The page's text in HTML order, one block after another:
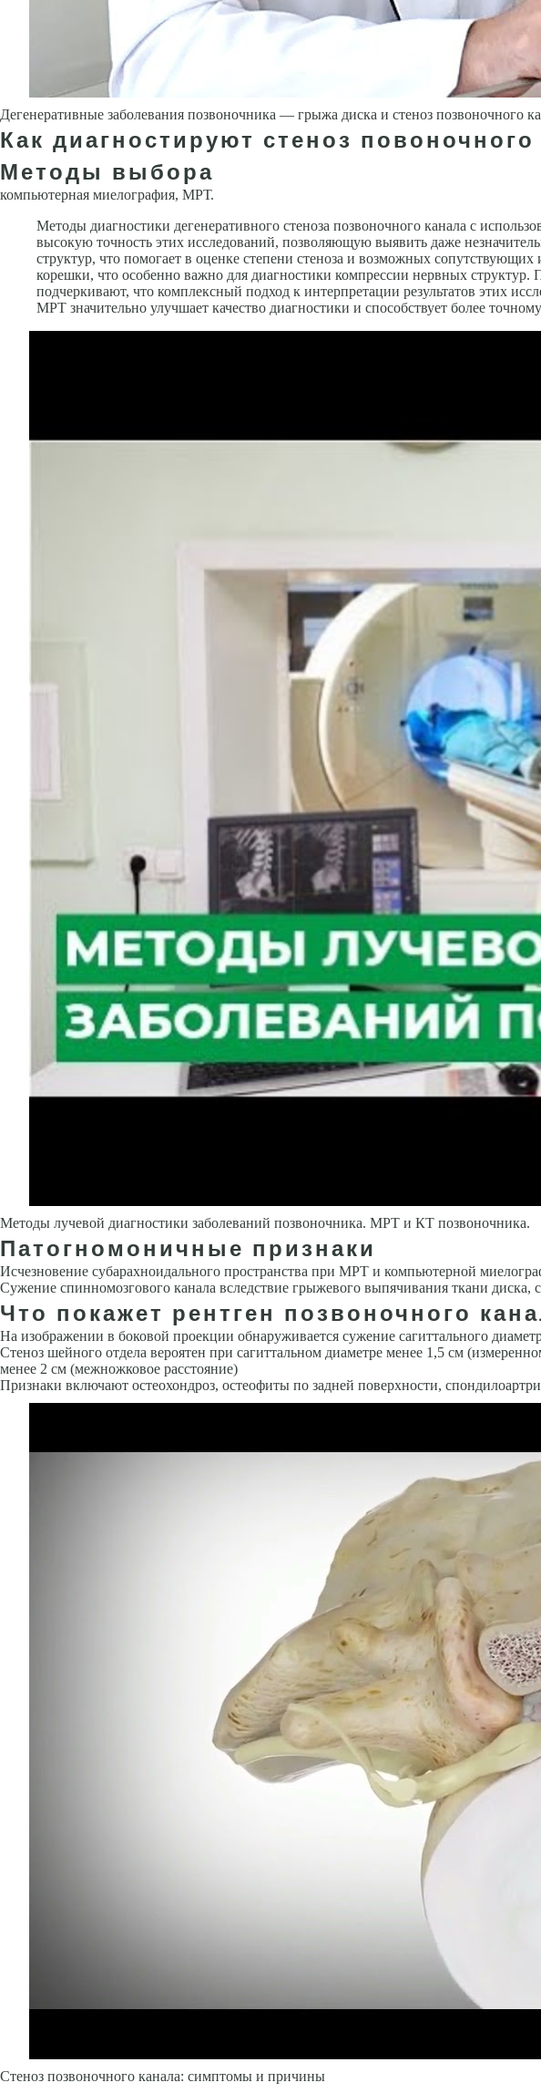
Дегенеративные заболевания позвоночника — грыжа диска и стеноз позвоночного
Как диагностируют стеноз
Методы выбора
компьютерная миелография, МРТ.
Методы диагностики дегенеративного стеноза позвоночного канала с
высокую точность этих исследований, позволяющую выявить даже
структур, что помогает в оценке степени стеноза и возможных
корешки, что особенно важно для диагностики компрессии нервных
подчеркивают, что комплексный подход к интерпретации результатов этих
МРТ значительно улучшает качество диагностики и способствует более
Методы лучевой диагностики заболеваний позвоночника. МРТ и КТ позвоночника.
Патогномоничные признаки
Исчезновение субарахноидального пространства при МРТ и компьютерной
Сужение спинномозгового канала вследствие грыжевого выпячивания ткани диска,
Что покажет рентген позвоночного
На изображении в боковой проекции обнаруживается сужение сагиттального
Стеноз шейного отдела вероятен при сагиттальном диаметре менее 1,5 см
менее 2 см (межножковое расстояние)
Признаки включают остеохондроз, остеофиты по задней поверхности,
Стеноз позвоночного канала: симптомы и причины